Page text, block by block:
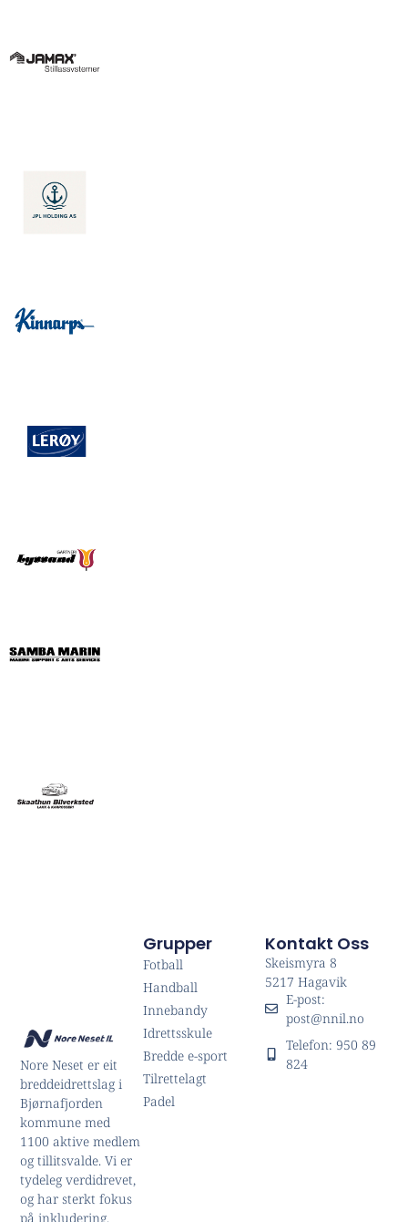
Nore Neset er eit
breddeidrettslag i
Bjørnafjorden
kommune med
1100 aktive medlem
og tillitsvalde. Vi er
tydeleg verdidrevet,
og har sterkt fokus
på inkludering.
Grupper
Fotball
Handball
Innebandy
Idrettsskule
Bredde e-sport
Tilrettelagt
Padel
Kontakt Oss
Skeismyra 8
5217 Hagavik
E-post:
post@nnil.no
Telefon: 950 89
824